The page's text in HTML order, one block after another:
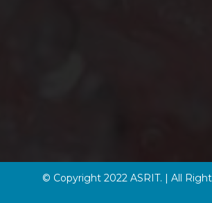
© Copyright 2022 ASRIT. | All